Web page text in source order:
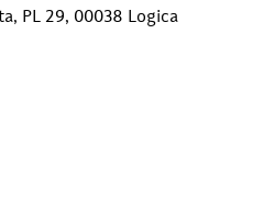
PL 29, 00038 Logica